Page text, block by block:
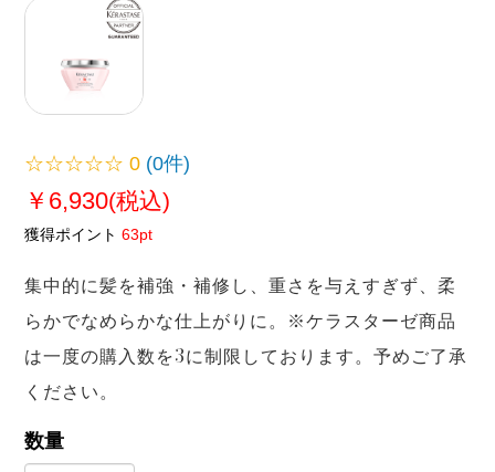
☆☆☆☆☆0 (0件)
￥6,930(税込)
獲得ポイント 63pt
集中的に髪を補強・補修し、重さを与えすぎず、柔
らかでなめらかな仕上がりに。※ケラスターゼ商品
は一度の購入数を3に制限しております。予めご了承
ください。
数量